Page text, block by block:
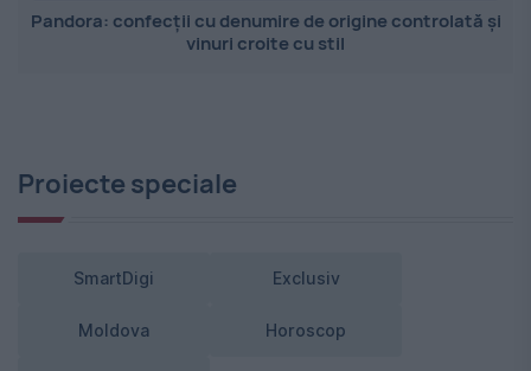
Pandora: confecții cu denumire de origine controlată și
vinuri croite cu stil
Proiecte speciale
SmartDigi Exclusiv
Moldova Horoscop